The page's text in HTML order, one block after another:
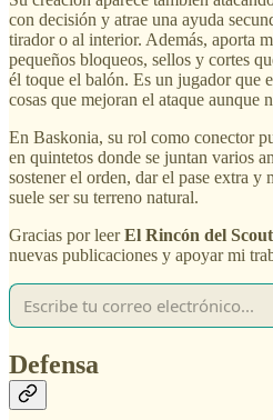
con decisión y atrae una ayuda
tirador o al interior. Además, aporta
pequeños bloqueos, sellos y cortes
él toque el balón. Es un jugador que
cosas que mejoran el ataque aunque
En Baskonia, su rol como conector
en quintetos donde se juntan varios
sostener el orden, dar el pase extra y
suele ser su terreno natural.
Gracias por leerEl Rincón del Scout
nuevas publicaciones y apoyar mi
Defensa